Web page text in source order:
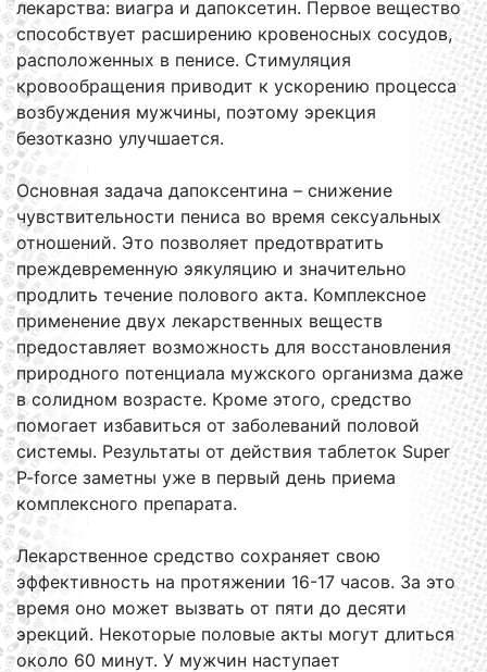
лекарства: виагра и дапоксетин. Первое вещество
способствует расширению кровеносных сосудов,
расположенных в пенисе. Стимуляция
кровообращения приводит к ускорению процесса
возбуждения мужчины, поэтому эрекция
безотказно улучшается.
Основная задача дапоксентина – снижение
чувствительности пениса во время сексуальных
отношений. Это позволяет предотвратить
преждевременную эякуляцию и значительно
продлить течение полового акта. Комплексное
применение двух лекарственных веществ
предоставляет возможность для восстановления
природного потенциала мужского организма даже
в солидном возрасте. Кроме этого, средство
помогает избавиться от заболеваний половой
системы. Результаты от действия таблеток Super
P-force заметны уже в первый день приема
комплексного препарата.
Лекарственное средство сохраняет свою
эффективность на протяжении 16-17 часов. За это
время оно может вызвать от пяти до десяти
эрекций. Некоторые половые акты могут длиться
около 60 минут. У мужчин наступает